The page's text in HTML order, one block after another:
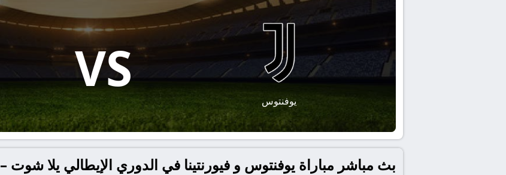
يوفنتوس
VS
بث مباشر مباراة يوفنتوس و فيورنتينا في الدوري الإيطالي يلا شوت – yallashoot